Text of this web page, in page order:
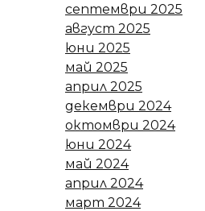
септември 2025
август 2025
юни 2025
май 2025
април 2025
декември 2024
октомври 2024
юни 2024
май 2024
април 2024
март 2024